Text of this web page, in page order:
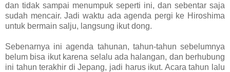
dan tidak sampai menumpuk seperti ini, dan sebentar saja
sudah mencair. Jadi waktu ada agenda pergi ke Hiroshima
untuk bermain salju, langsung ikut dong.
Sebenarnya ini agenda tahunan, tahun-tahun sebelumnya
belum bisa ikut karena selalu ada halangan, dan berhubung
ini tahun terakhir di Jepang, jadi harus ikut. Acara tahun lalu